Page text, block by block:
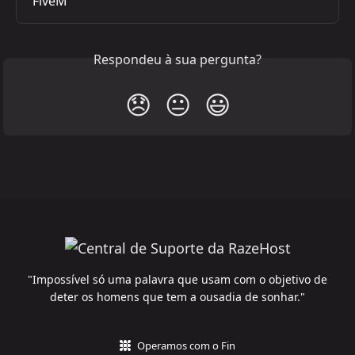
Respondeu à sua pergunta?
😞 😐 😃
"Impossível só uma palavra que usam com o objetivo de
deter os homens que tem a ousadia de sonhar."
Operamos com o Fin